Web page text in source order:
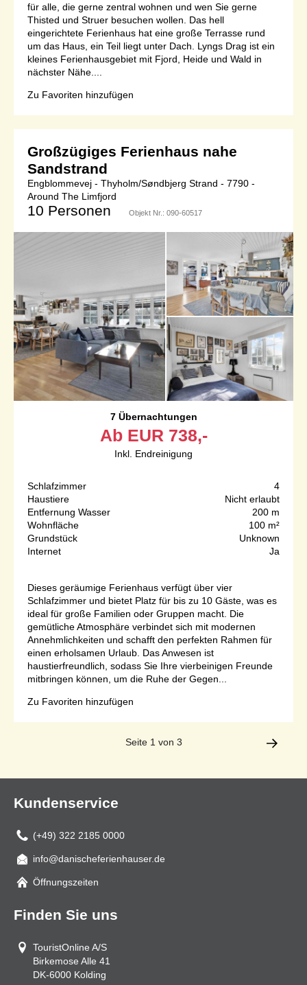
für alle, die gerne zentral wohnen und wen Sie gerne
Thisted und Struer besuchen wollen. Das hell
eingerichtete Ferienhaus hat eine große Terrasse rund
um das Haus, ein Teil liegt unter Dach. Lyngs Drag ist ein
kleines Ferienhausgebiet mit Fjord, Heide und Wald in
nächster Nähe....
Zu Favoriten hinzufügen
Großzügiges Ferienhaus nahe
Sandstrand
Engblommevej - Thyholm/Søndbjerg Strand - 7790 -
Around The Limfjord
10 Personen Objekt Nr.: 090-60517
7 Übernachtungen
Ab EUR 738,-
Inkl. Endreinigung
Schlafzimmer
4
Haustiere
Nicht erlaubt
Entfernung Wasser
200 m
Wohnfläche
100 m²
Grundstück
Unknown
Internet
Ja
Dieses geräumige Ferienhaus verfügt über vier
Schlafzimmer und bietet Platz für bis zu 10 Gäste, was es
ideal für große Familien oder Gruppen macht. Die
gemütliche Atmosphäre verbindet sich mit modernen
Annehmlichkeiten und schafft den perfekten Rahmen für
einen erholsamen Urlaub. Das Anwesen ist
haustierfreundlich, sodass Sie Ihre vierbeinigen Freunde
mitbringen können, um die Ruhe der Gegen...
Zu Favoriten hinzufügen
Seite 1 von 3
Kundenservice
(+49) 322 2185 0000
Mail
info@danischeferienhauser.de
Öffnungszeiten
Finden Sie uns
TouristOnline A/S
Birkemose Alle 41
DK-6000 Kolding